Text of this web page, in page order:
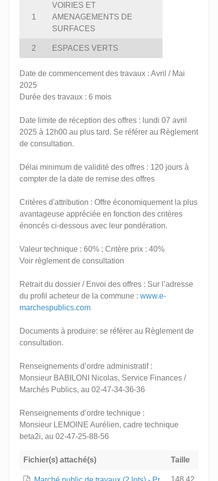
1
VOIRIES ET
AMENAGEMENTS DE
SURFACES
2 ESPACES VERTS
Date de commencement des travaux : Avril / Mai
2025
Durée des travaux : 6 mois
Date limite de réception des offres : lundi 07 avril
2025 à 12h00 au plus tard. Se référer au Règlement
de consultation.
Délai minimum de validité des offres : 120 jours à
compter de la date de remise des offres
Critères d'attribution : Offre économiquement la plus
avantageuse appréciée en fonction des critères
énoncés ci-dessous avec leur pondération.
Valeur technique : 60% ; Critère prix : 40%
Voir règlement de consultation
Retrait du dossier / Envoi des offres : Sur l’adresse
du profil acheteur de la commune : www.e-
marchespublics.com
Documents à produire: se référer au Règlement de
consultation.
Renseignements d’ordre administratif :
Monsieur BABILONI Nicolas, Service Finances /
Marchés Publics, au 02-47-34-36-36
Renseignements d’ordre technique :
Monsieur LEMOINE Aurélien, cadre technique
beta2i, au 02-47-25-88-56
Fichier(s) attaché(s) Taille
148.42